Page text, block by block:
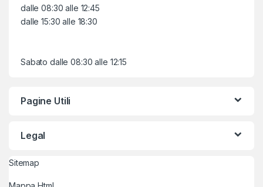
dalle 08:30 alle 12:45
dalle 15:30 alle 18:30
Sabato dalle 08:30 alle 12:15
Pagine Utili
Legal
Sitemap